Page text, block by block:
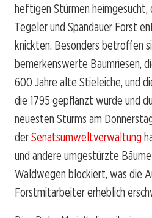
heftigen Stürmen heimgesucht,
Tegeler und Spandauer Forst
knickten. Besonders betroffen
bemerkenswerte Baumriesen,
600 Jahre alte Stieleiche, und
die 1795 gepflanzt wurde und
neuesten Sturms am
derSenatsumweltverwaltung
und andere umgestürzte
Waldwegen blockiert, was die
Forstmitarbeiter erheblich